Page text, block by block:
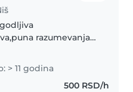
razumevanja
> 11 godina
500 RSD/h